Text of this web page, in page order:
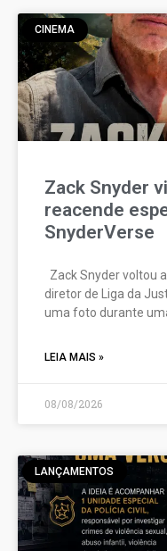
CINEMA
Zack Snyder
reacende
SnyderVerse
Zack Snyder voltou
diretor de Liga da
uma foto durante
LEIA MAIS »
08/08/2026
LANÇAMENTOS